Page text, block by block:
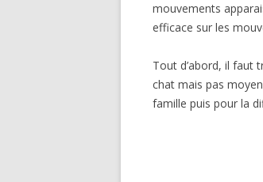
mouvements
efficace sur les
Tout d’abord, il faut
chat mais pas
famille puis pour la